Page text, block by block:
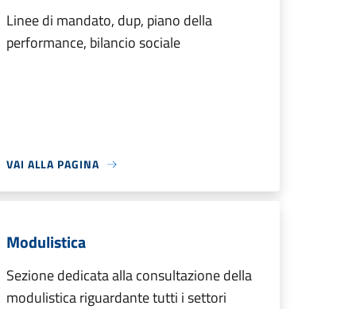
Linee di mandato, dup, piano della
performance, bilancio sociale
VAI ALLA PAGINA
Modulistica
Sezione dedicata alla consultazione della
modulistica riguardante tutti i settori